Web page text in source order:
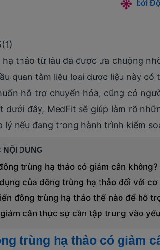
bởi
(1)
thảo từ lâu đã được ưa chuộng
quan tâm liệu loại dược liệu này
hỗ trợ chuyển hóa, cũng có
dưới đây, MedFit sẽ giúp làm rõ
lý nếu đang trong hành trình kiểm
NỘI DUNG
trùng hạ thảo có giảm cân không?
của đông trùng hạ thảo đối với cơ
đông trùng hạ thảo thế nào để hỗ
cân thực sự cần tập trung vào
trùng hạ thảo có giảm